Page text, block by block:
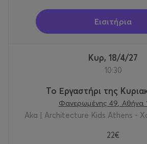
Εισιτήρια
Κυρ, 18/4/27
10:30
Το Εργαστήρι της
Φανερωμένης 49, Αθήνα
Aka | Architecture Kids Athens -
22€